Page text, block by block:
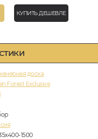
доска
Forest Exclusive
1500
КУПИТЬ ДЕШЕВЛЕ